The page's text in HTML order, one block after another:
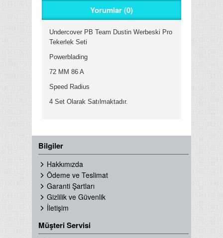
Yorumlar (0)
Undercover PB Team Dustin Werbeski Pro
Tekerlek Seti
Powerblading
72 MM 86 A
Speed Radius
4 Set Olarak Satılmaktadır.
Bilgiler
Hakkımızda
Ödeme ve Teslimat
Garanti Şartları
Gizlilik ve Güvenlik
İletişim
Müşteri Servisi